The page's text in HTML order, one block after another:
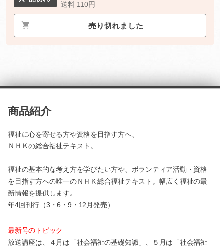
送料 110円
売り切れました
商品紹介
福祉に心を寄せる方や資格を目指す方へ、
ＮＨＫの総合福祉テキスト。
福祉の基本的な考え方を学びたい方や、ボランティア活動・資格
を目指す方への唯一のＮＨＫ総合福祉テキスト。幅広く福祉の最
新情報を提供します。
年4回刊行（3・6・9・12月発売）
最新号のトピック
放送講座は、４月は「社会福祉の基礎知識」、５月は「社会福祉